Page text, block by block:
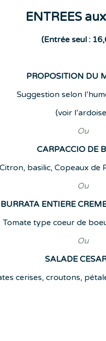
ENTREES
(Entrée seul :
PROPOSITION DU
Suggestion selon
(voir
Ou
CARPACCIO DE
basilic, Copeaux de
Ou
BURRATA ENTIERE
Tomate type coeur de
Ou
SALADE
cerises, croutons,